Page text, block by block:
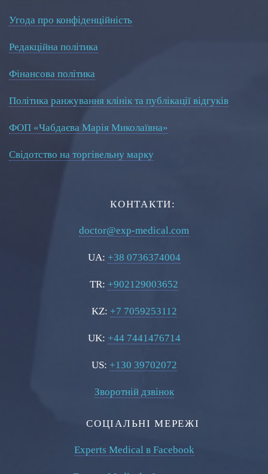
Угода про конфіденційність
Редакційна політика
Фінансова політика
Політика ранжування клінік та публікації відгуків
ФОП «Чабдаєва Марія Миколаївна»
Свідотство на торгівельну марку
КОНТАКТИ:
doctor@exp-medical.com
UA: +38 0736374004
TR: +902129003652
KZ: +7 7059253112
UK: +44 7441476714
US: +130 39702072
Зворотній дзвінок
СОЦІАЛЬНІ МЕРЕЖІ
Experts Medical в Facebook